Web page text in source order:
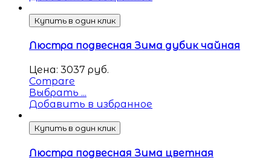
Купить в один клик
Люстра подвесная Зима дубик чайная
Цена: 3037 руб.
Compare
Выбрать ...
Добавить в избранное
Купить в один клик
Люстра подвесная Зима цветная